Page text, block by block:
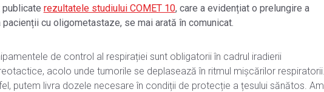
publicate rezultatele studiului COMET 10, care a evidențiat o prelungire a
cu oligometastaze, se mai arată în comunicat.
de control al respirației sunt obligatorii în cadrul iradierii
acolo unde tumorile se deplasează în ritmul mișcărilor respiratorii.
putem livra dozele necesare în condiții de protecție a țesului sănătos. Am